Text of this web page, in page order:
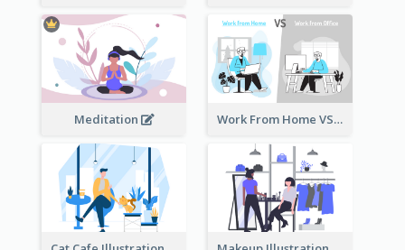
Meditation Work From Home VS Work From Office